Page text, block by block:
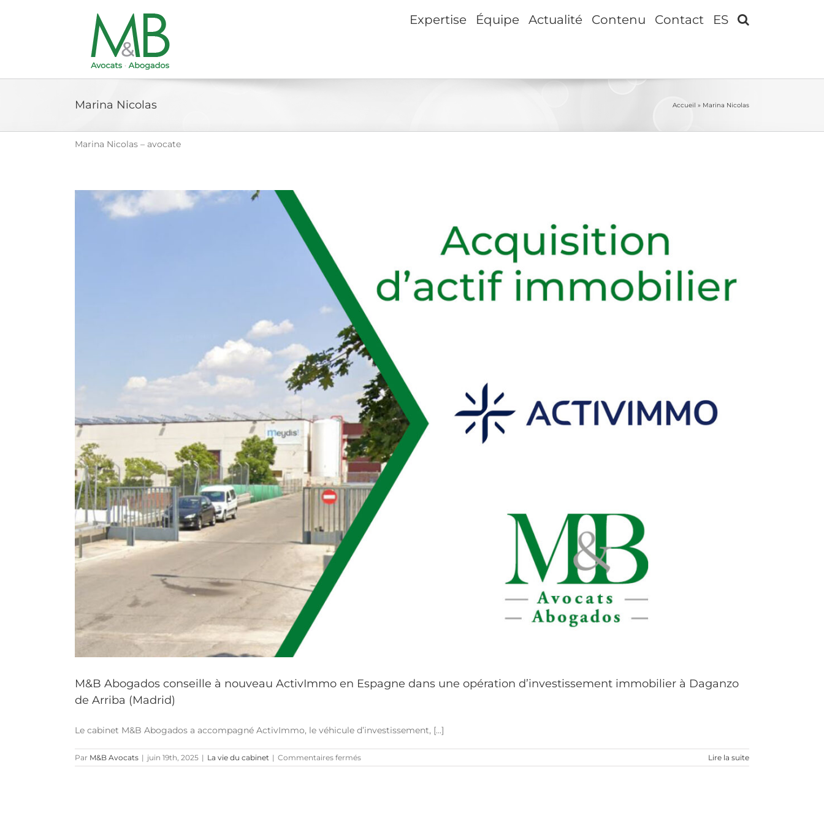
Expertise Équipe Actualité Contenu Contact ES
Marina Nicolas Accueil » Marina Nicolas
Marina Nicolas – avocate
M&B Abogados conseille à nouveau ActivImmo en Espagne dans une opération d’investissement immobilier à Daganzo
de Arriba (Madrid)
Le cabinet M&B Abogados a accompagné ActivImmo, le véhicule d’investissement, [...]
Par M&B Avocats | juin 19th, 2025 | La vie du cabinet | Commentaires ferméssur
M&B
Lire la suite